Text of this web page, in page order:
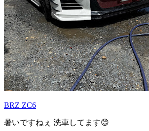
BRZ ZC6
暑いですねぇ 洗車してます😊